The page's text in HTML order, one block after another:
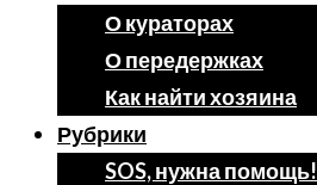
О кураторах
О передержках
Как найти хозяина
Рубрики
SOS, нужна помощь!